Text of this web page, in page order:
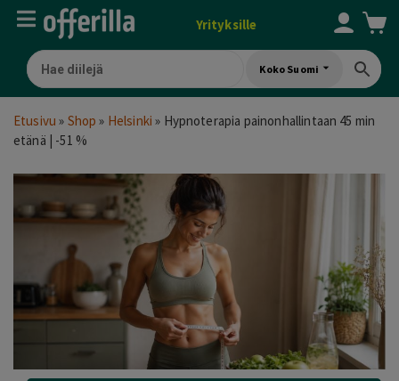
Yrityksille
Koko Suomi
Etusivu » Shop » Helsinki » Hypnoterapia painonhallintaan 45 min
etänä | -51 %